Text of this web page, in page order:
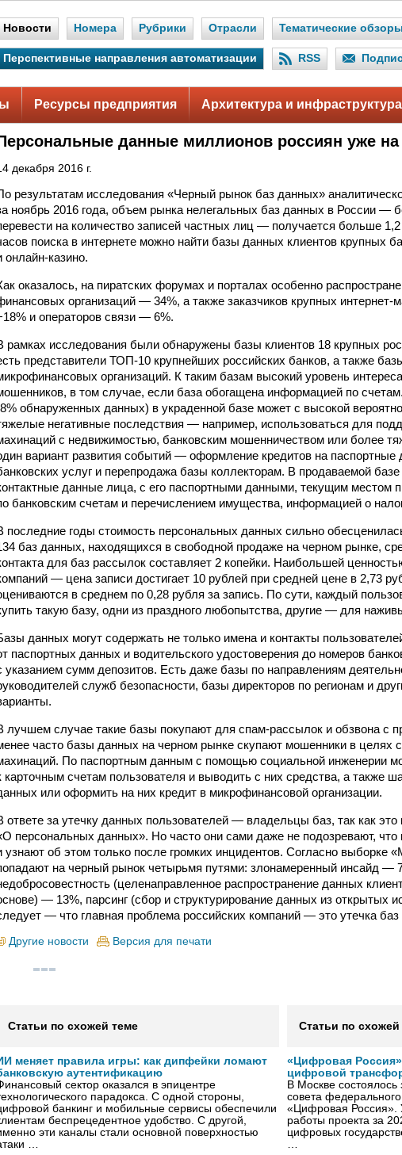
Новости Номера Рубрики Отрасли Тематические обзоры
Перспективные направления автоматизации RSS
Ресурсы предприятия Архитектура и инфраструктура
данные миллионов россиян уже
декабря 2016 г.
результатам исследования «Черный рынок баз данных»
ноябрь 2016 года, объем рынка нелегальных баз данных в России —
на количество записей частных лиц — получается больше
поиска в интернете можно найти базы данных клиентов крупных
онлайн-казино.
оказалось, на пиратских форумах и порталах особенно
организаций — 34%, а также заказчиков крупных интернет-
и операторов связи — 6%.
рамках исследования были обнаружены базы клиентов 18 крупных
представители ТОП-10 крупнейших российских банков, а также
организаций. К таким базам высокий уровень
в том случае, если база обогащена информацией по
обнаруженных данных) в украденной базе может с высокой
негативные последствия — например, использоваться для
с недвижимостью, банковским мошенничеством или более
вариант развития событий — оформление кредитов на паспортные
услуг и перепродажа базы коллекторам. В продаваемой
данные лица, с его паспортными данными, текущим местом
банковским счетам и перечислением имущества, информацией о
последние годы стоимость персональных данных сильно
баз данных, находящихся в свободной продаже на черном рынке,
для баз рассылок составляет 2 копейки. Наибольшей
— цена записи достигает 10 рублей при средней цене в 2,73
в среднем по 0,28 рубля за запись. По сути, каждый
такую базу, одни из праздного любопытства, другие — для
данных могут содержать не только имена и контакты
паспортных данных и водительского удостоверения до номеров
указанием сумм депозитов. Есть даже базы по направлениям
служб безопасности, базы директоров по регионам и
лучшем случае такие базы покупают для спам-рассылок и обзвона с
часто базы данных на черном рынке скупают мошенники в целях
По паспортным данным с помощью социальной инженерии
карточным счетам пользователя и выводить с них средства, а также
или оформить на них кредит в микрофинансовой организации.
ответе за утечку данных пользователей — владельцы баз, так как
персональных данных». Но часто они сами даже не подозревают,
узнают об этом только после громких инцидентов. Согласно
на черный рынок четырьмя путями: злонамеренный инсайд —
(целенаправленное распространение данных
— 13%, парсинг (сбор и структурирование данных из открытых
— что главная проблема российских компаний — это утечка
Другие новости Версия для печати
Статьи по схожей теме
меняет правила игры: как дипфейки ломают
аутентификацию
сектор оказался в эпицентре
парадокса. С одной стороны,
банкинг и мобильные сервисы обеспечили
беспрецедентное удобство. С другой,
эти каналы стали основной поверхностью
…
Статьи по схожей
«Цифровая
цифровой
В Москве
совета
«Цифровая Россия».
работы проекта за
цифровых
…